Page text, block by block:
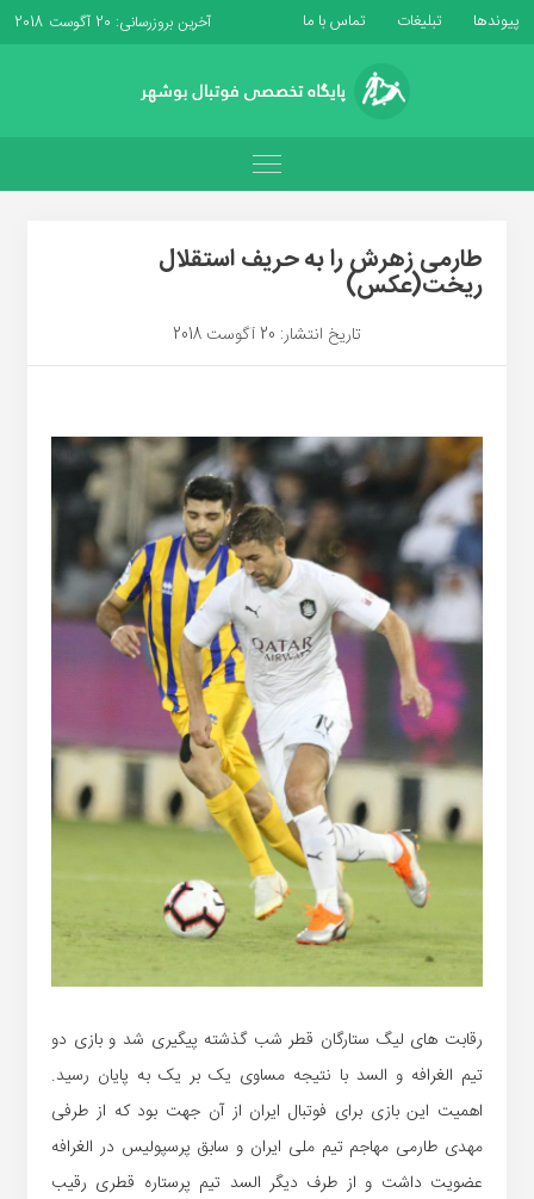
پیوندها تبلیغات تماس با ما آخرین بروزرسانی: 20 آگوست 2018
طارمی زهرش را به حریف استقلال
ریخت(عکس)
تاریخ انتشار: 20 آگوست 2018
رقابت های لیگ ستارگان قطر شب گذشته پیگیری شد و بازی دو
تیم الغرافه و السد با نتیجه مساوی یک بر یک به پایان رسید.
اهمیت این بازی برای فوتبال ایران از آن جهت بود که از طرفی
مهدی طارمی مهاجم تیم ملی ایران و سابق پرسپولیس در الغرافه
عضویت داشت و از طرف دیگر السد تیم پرستاره قطری رقیب